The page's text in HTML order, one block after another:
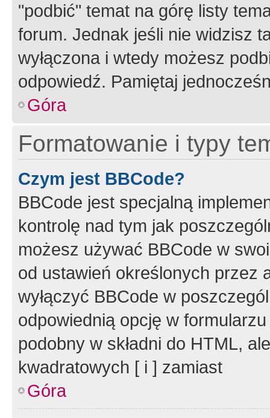
"podbić" temat na górę listy
forum. Jednak jeśli nie widzisz
wyłączona i wtedy możesz
odpowiedź. Pamiętaj
Góra
Formatowanie i typy
Czym jest BBCode?
BBCode jest specjalną
kontrolę nad tym jak
możesz używać BBCode w
od ustawień określonych przez
wyłączyć BBCode w
odpowiednią opcję w
podobny w składni do HTML,
kwadratowych [ i ] zamiast
Góra